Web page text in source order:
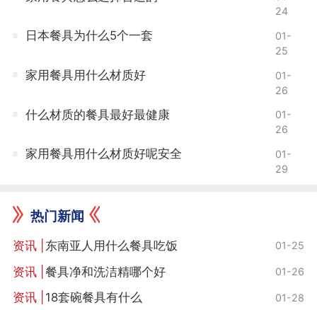
24
日本餐具为什么5个一套
01-
25
家用餐具用什么材质好
01-
26
什么材质的餐具最好最健康
01-
26
家用餐具用什么材质好呢安全
01-
29
热门新闻
东南亚人用什么餐具吃饭 01-25
餐具净和洗洁精哪个好 01-26
18套碗餐具有什么 01-28